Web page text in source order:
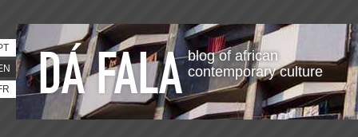
blog of african
contemporary culture